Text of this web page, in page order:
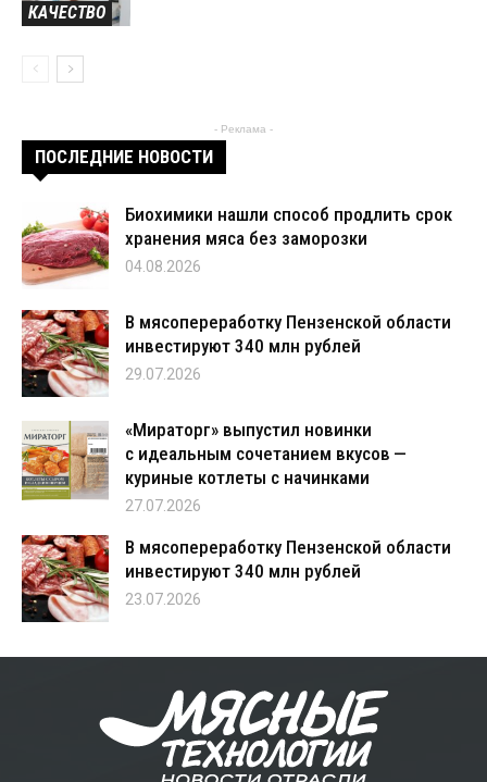
КАЧЕСТВО
- Реклама -
ПОСЛЕДНИЕ НОВОСТИ
Биохимики нашли способ продлить срок
хранения мяса без заморозки
04.08.2026
В мясопереработку Пензенской области
инвестируют 340 млн рублей
29.07.2026
«Мираторг» выпустил новинки
с идеальным сочетанием вкусов —
куриные котлеты с начинками
27.07.2026
В мясопереработку Пензенской области
инвестируют 340 млн рублей
23.07.2026